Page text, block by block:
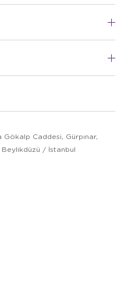
SORULAR
akvaryumuna uygun
neye dikkat edilmeli?
mı?
altyapı kurmak ve
sunmak için
Caddesi, Gürpınar,
Beylikdüzü / İstanbul